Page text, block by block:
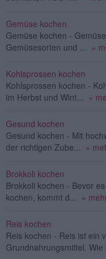
Gemüse kochen
Gemüse kochen -
Gemüsesorten und ... »
Kohlsprossen kochen
Kohlsprossen kochen -
im Herbst und Wint... »
Gesund kochen
Gesund kochen - Mit
der richtigen Zube... »
Brokkoli kochen
Brokkoli kochen - Bevor
kochen, kommt d... »
Reis kochen
Reis kochen - Reis ist ein
Grundnahrungsmittel. Wie